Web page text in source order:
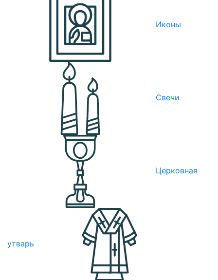
Иконы
Свечи
Церковная
утварь